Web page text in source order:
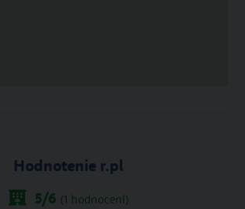
Hodnotenie r.pl
5/6 (1 hodnocení)